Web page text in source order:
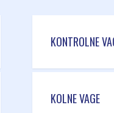
KONTROLNE
KOLNE VAGE